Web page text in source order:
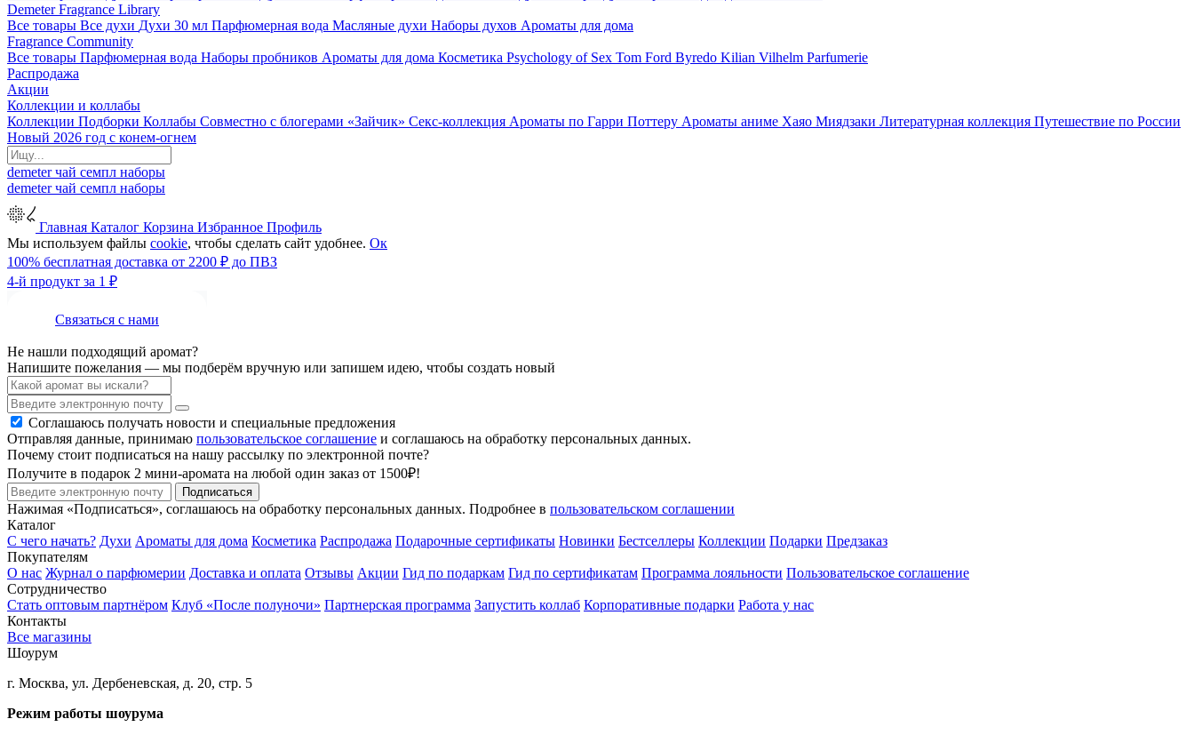
Demeter Fragrance Library
Все товары Все духи Духи 30 мл Парфюмерная вода Масляные духи Наборы духов Ароматы для дома
Fragrance Community
Все товары Парфюмерная вода Наборы пробников Ароматы для дома Косметика Psychology of Sex Tom Ford Byredo Kilian Vilhelm Parfumerie
Распродажа
Акции
Коллекции и коллабы
Коллекции Подборки Коллабы Совместно с блогерами «Зайчик» Секс-коллекция Ароматы по Гарри Поттеру Ароматы аниме Хаяо Миядзаки Литературная коллекция Путешествие по России
Новый 2026 год с конем-огнем
demeterчай семпл наборы
demeterчай семпл наборы
Главная Каталог Корзина Избранное Профиль
Мы используем файлы cookie, чтобы сделать сайт удобнее. Ок
100% бесплатная доставка от 2200 ₽ до ПВЗ
4-й продукт за 1 ₽
Связаться с нами
Не нашли подходящий аромат?
Напишите пожелания — мы подберём вручную или запишем идею, чтобы создать новый
Соглашаюсь получать новости и специальные предложения
Отправляя данные, принимаю пользовательское соглашение и соглашаюсь на обработку персональных данных.
Почему стоит подписаться на нашу рассылку по электронной почте?
Получите в подарок 2 мини-аромата на любой один заказ от 1500₽!
Подписаться
Нажимая «Подписаться», соглашаюсь на обработку персональных данных. Подробнее в пользовательском соглашении
Каталог
С чего начать? Духи Ароматы для дома Косметика Распродажа Подарочные сертификаты Новинки Бестселлеры Коллекции Подарки Предзаказ
Покупателям
О нас Журнал о парфюмерии Доставка и оплата Отзывы Акции Гид по подаркам Гид по сертификатам Программа лояльности Пользовательское соглашение
Сотрудничество
Стать оптовым партнёром Клуб «После полуночи» Партнерская программа Запустить коллаб Корпоративные подарки Работа у нас
Контакты
Все магазины
Шоурум
г. Москва, ул. Дербеневская, д. 20, стр. 5
Режим работы шоурума